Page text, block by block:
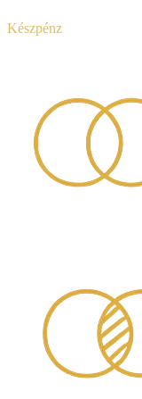
Készpénz